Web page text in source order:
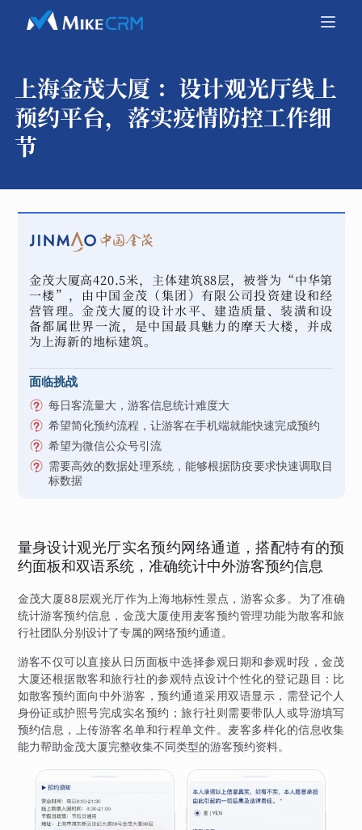
上海金茂大厦 ： 设计观光厅线上
预约平台，落实疫情防控工作细
节
金茂大厦高420.5米，主体建筑88层，被誉为“中华第
一楼”，由中国金茂（集团）有限公司投资建设和经
营管理。金茂大厦的设计水平、建造质量、装潢和设
备都属世界一流，是中国最具魅力的摩天大楼，并成
为上海新的地标建筑。
面临挑战
每日客流量大，游客信息统计难度大
希望简化预约流程，让游客在手机端就能快速完成预约
希望为微信公众号引流
需要高效的数据处理系统，能够根据防疫要求快速调取目
标数据
量身设计观光厅实名预约网络通道，搭配特有的预
约面板和双语系统，准确统计中外游客预约信息
金茂大厦88层观光厅作为上海地标性景点，游客众多。为了准确
统计游客预约信息，金茂大厦使用麦客预约管理功能为散客和旅
行社团队分别设计了专属的网络预约通道。
游客不仅可以直接从日历面板中选择参观日期和参观时段，金茂
大厦还根据散客和旅行社的参观特点设计个性化的登记题目：比
如散客预约面向中外游客，预约通道采用双语显示，需登记个人
身份证或护照号完成实名预约；旅行社则需要带队人或导游填写
预约信息，上传游客名单和行程单文件。麦客多样化的信息收集
能力帮助金茂大厦完整收集不同类型的游客预约资料。